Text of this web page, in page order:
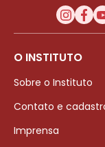
O INSTITUTO
Sobre o Instituto
Contato e
Imprensa